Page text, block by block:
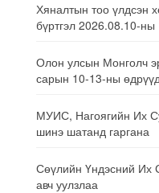
Хяналтын тоо үлдсэн
бүртгэл 2026.08.10-ны
Олон улсын Монголч
сарын 10-13-ны
МУИС, Нагоягийн Их
шинэ шатанд гаргана
Сөүлийн Үндэсний Их
авч уулзлаа